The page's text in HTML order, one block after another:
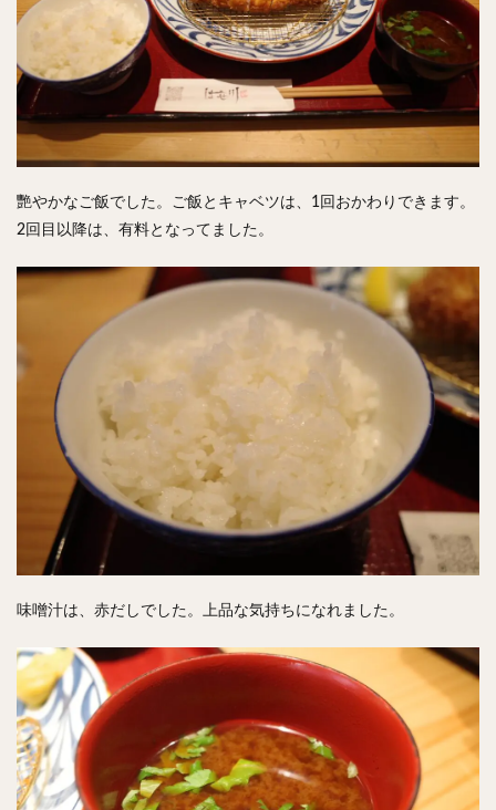
艷やかなご飯でした。ご飯とキャベツは、1回おかわりできます。
2回目以降は、有料となってました。
味噌汁は、赤だしでした。上品な気持ちになれました。